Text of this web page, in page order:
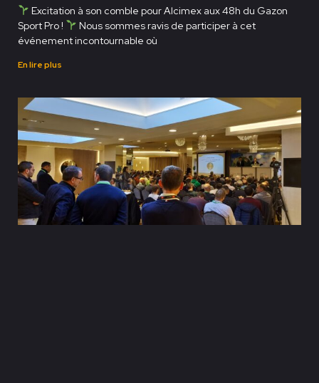
Excitation à son comble pour Alcimex aux 48h du Gazon
Sport Pro !
Nous sommes ravis de participer à cet
événement incontournable où
En lire plus